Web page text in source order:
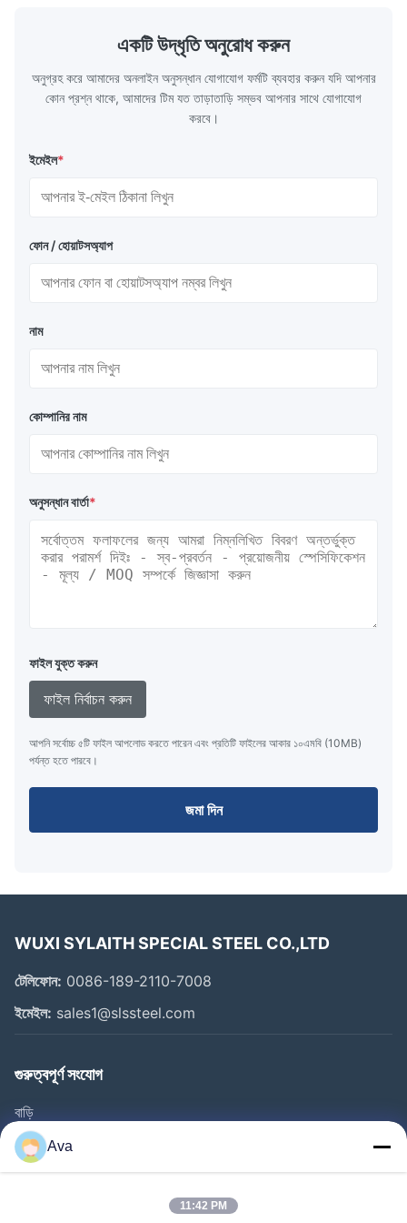
14m,5.8m,6m,10m-12m,12m or as
customer's actual requirys Standard JIS
Q235,
একটি উদ্ধৃতি অনুরোধ করুন
অনুগ্রহ করে আমাদের অনলাইন অনুসন্ধান যোগাযোগ ফর্মটি ব্যবহার করুন যদি আপনার
কোন প্রশ্ন থাকে, আমাদের টিম যত তাড়াতাড়ি সম্ভব আপনার সাথে যোগাযোগ
করবে।
ইমেইল*
ফোন / হোয়াটসঅ্যাপ
নাম
কোম্পানির নাম
অনুসন্ধান বার্তা*
ফাইল যুক্ত করুন
ফাইল নির্বাচন করুন
আপনি সর্বোচ্চ ৫টি ফাইল আপলোড করতে পারেন এবং প্রতিটি ফাইলের আকার ১০এমবি (10MB)
পর্যন্ত হতে পারবে।
জমা দিন
WUXI SYLAITH SPECIAL STEEL CO.,LTD
টেলিফোন: 0086-189-2110-7008
ইমেইল: sales1@slssteel.com
গুরুত্বপূর্ণ সংযোগ
বাড়ি
পণ্য
ভিডিও
Ava
11:42 PM